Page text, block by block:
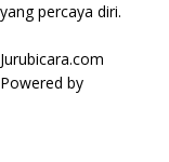
yang percaya diri.
Jurubicara.com
Powered by